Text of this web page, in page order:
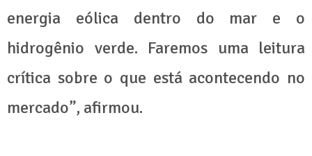
energia eólica dentro do mar e o
hidrogênio verde. Faremos uma leitura
crítica sobre o que está acontecendo no
mercado”, afirmou.